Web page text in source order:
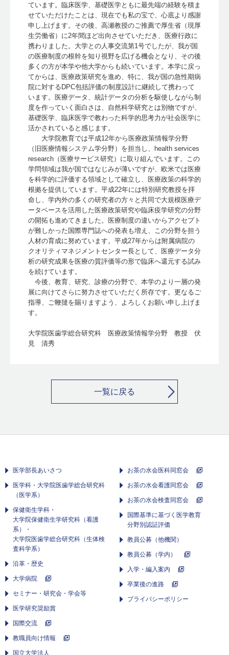
ています。臨床医学、基礎医学ともに最先端の経験を積ま
せていただけたことは、現在でも私の宝で、心底より感謝
申し上げます。その後、高瀬教授のご推薦で厚生省（現厚
生労働省）に2年間ほど出向させていただき、医療行政に
携わりました。大学との人事交流第1号でしたが、我が国
の医療制度の根幹を知り視野を広げる機会となり、その後
多くの方が本学や他大学からも続いています。本学に戻っ
てからは、医療政策研究を進め、特に、我が国の急性期病
院に対するDPC包括評価の制度設計に継続して携わって
います。医療データ、統計データの分析を駆使しながら制
度を作っていく面白さは、自然科学研究とは別物ですが、
基礎医学、臨床医学で教わった科学的思考力が社会医学に
活かされていると感じます。
大学院教育では平成12年から医療政策情報学分野
（旧医療情報システム学分野）を担当し、health services
research（医療サービス研究）に取り組んでいます。この
学問領域は我が国ではなじみが薄いですが、欧米では医療
を科学的に評価する領域として確立し、医療政策の科学的
根拠を提供しています。平成22年には特別研究教授を拝
命し、学内外の多くの研究者の方々と共同で大規模医療デ
ータベースを活用した医療政策研究や臨床疫学研究の分野
の開拓も進めてきました。医療制度の違いからアクセプト
が難しかった国際専門誌への発表も増え、この分野を担う
人材の育成に努めています。平成27年からは附属病院の
クオリティマネジメントセンター長として、医療データ分
析の研究成果を医療の質評価等の形で臨床へ還元する試み
を続けています。
今後、教育、研究、診療の分野で、本学のより一層の発
展に向けてさらに努力させていただく所存です。更なるご
指導、ご鞭撻を賜りますよう、よろしくお願い申し上げま
す。
大学院医歯学総合研究科 医療政策情報学分野 教授 伏
見 清秀
一覧に戻る
医学部長あいさつ
医学科・大学院医歯学総合研究科
（医学系）
保健衛生学科・
大学院保健衛生学研究科（看護
系）・
大学院医歯学総合研究科（生体検
査科学系）
沿革・歴史
大学病院
セミナー・研究会・学会等
医学研究奨励賞
国際交流
教職員向け情報
国立大学法人
お茶の水会医科同窓会
お茶の水会看護同窓会
お茶の水会検査同窓会
国際基準に基づく医学教育
分野別認証評価
教員公募（他機関）
教員公募（学内）
入学・編入案内
卒業後の進路
プライバシーポリシー